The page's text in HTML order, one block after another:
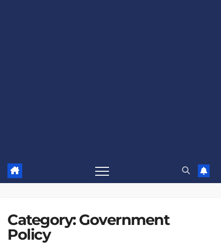
Category:Government
Policy